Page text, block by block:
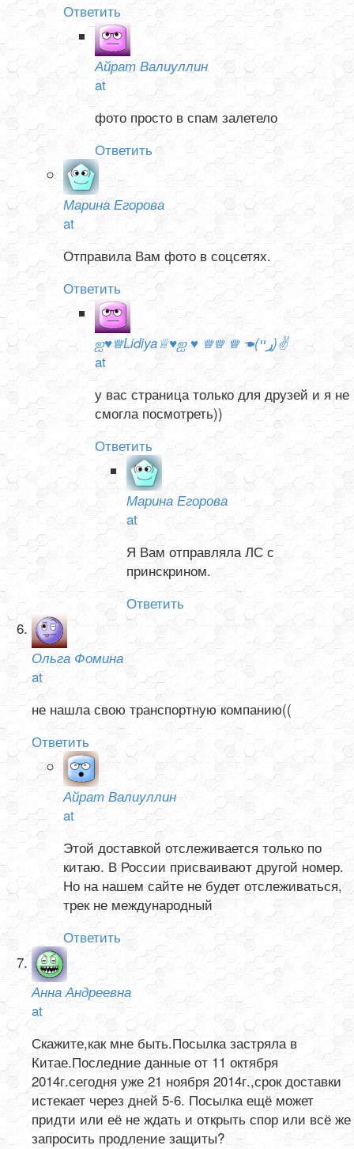
Ответить
Айрат Валиуллин
at
фото просто в спам залетело
Ответить
Марина Егорова
at
Отправила Вам фото в соцсетях.
Ответить
ஐ♥♕Lidiya♕♥ஐ ♥ ♕♕ ♕ ☚(ړײ)✌
at
у вас страница только для друзей и я не
смогла посмотреть))
Ответить
Марина Егорова
at
Я Вам отправляла ЛС с
принскрином.
Ответить
Ольга Фомина
at
не нашла свою транспортную компанию((
Ответить
Айрат Валиуллин
at
Этой доставкой отслеживается только по
китаю. В России присваивают другой номер.
Но на нашем сайте не будет отслеживаться,
трек не международный
Ответить
Анна Андреевна
at
Скажите,как мне быть.Посылка застряла в
Китае.Последние данные от 11 октября
2014г.сегодня уже 21 ноября 2014г.,срок доставки
истекает через дней 5-6. Посылка ещё может
придти или её не ждать и открыть спор или всё же
запросить продление защиты?